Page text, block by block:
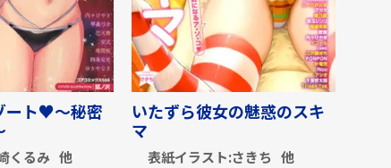
ート♥～秘密
くるみ 他
いたずら彼女の魅惑のスキ
マ
表紙イラスト:さきち 他